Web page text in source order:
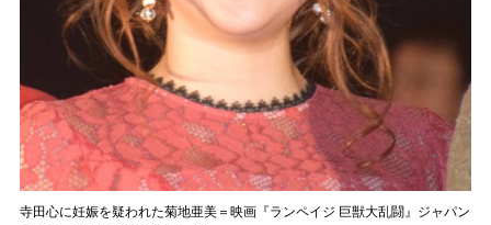
寺田心に妊娠を疑われた菊地亜美＝映画『ランペイジ 巨獣大乱闘』ジャパン